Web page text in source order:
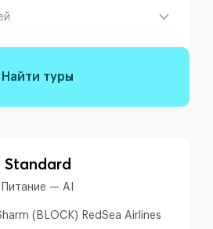
Найти туры
Standard
Питание — AI
(BLOCK) RedSea Airlines